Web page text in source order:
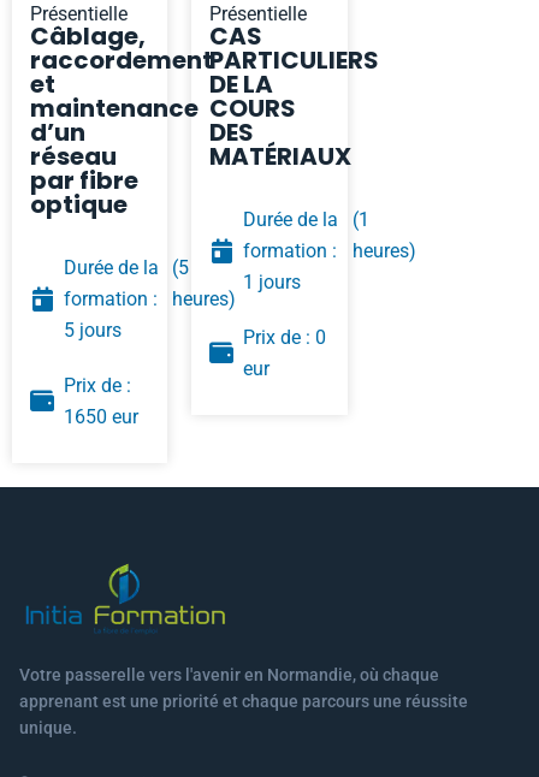
Présentielle
Câblage,
raccordement
et
maintenance
d’un
réseau
par fibre
optique
Durée de la
formation :
5 jours
Prix de :
1650 eur
(5
heures)
Présentielle
CAS
PARTICULIERS
DE LA
COURS
DES
MATÉRIAUX
Durée de la
formation :
1 jours
Prix de : 0
eur
(1
heures)
Votre passerelle vers l'avenir en Normandie, où chaque
apprenant est une priorité et chaque parcours une réussite
unique.